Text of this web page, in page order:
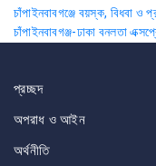
Post
navigation
চাঁপাইনবাবগঞ্জে বয়স্ক, বিধবা ও
চাঁপাইনবাবগঞ্জ-ঢাকা বনলতা
প্রচ্ছদ
অপরাধ ও আইন
অর্থনীতি